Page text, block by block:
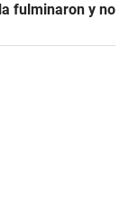
fulminaron y no